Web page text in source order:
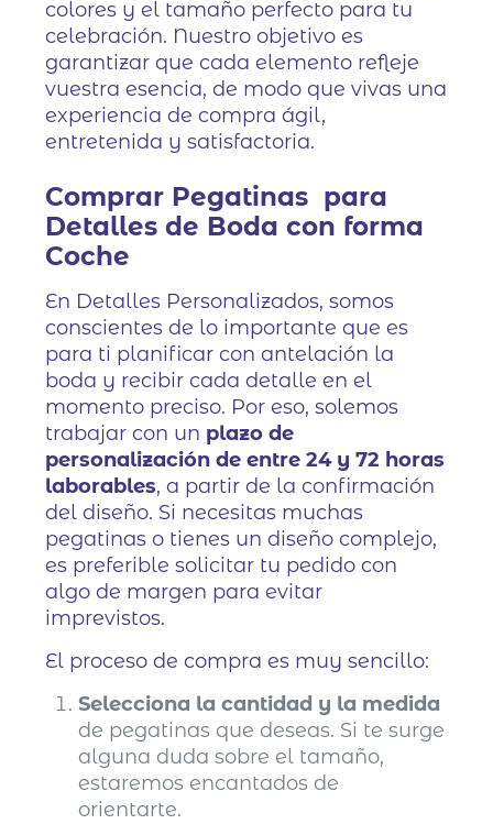
colores y el tamaño perfecto para tu
celebración. Nuestro objetivo es
garantizar que cada elemento refleje
vuestra esencia, de modo que vivas una
experiencia de compra ágil,
entretenida y satisfactoria.
Comprar Pegatinas para
Detalles de Boda con forma
Coche
En Detalles Personalizados, somos
conscientes de lo importante que es
para ti planificar con antelación la
boda y recibir cada detalle en el
momento preciso. Por eso, solemos
trabajar con un plazo de
personalización de entre 24 y 72 horas
laborables, a partir de la confirmación
del diseño. Si necesitas muchas
pegatinas o tienes un diseño complejo,
es preferible solicitar tu pedido con
algo de margen para evitar
imprevistos.
El proceso de compra es muy sencillo:
Selecciona la cantidad y la medida
de pegatinas que deseas. Si te surge
alguna duda sobre el tamaño,
estaremos encantados de
orientarte.